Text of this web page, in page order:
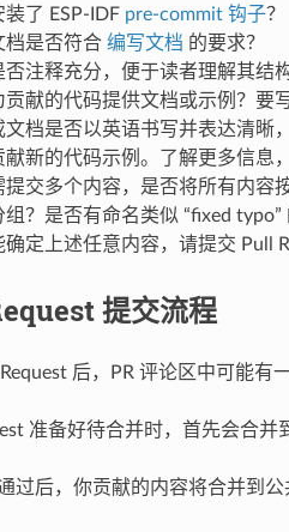
装了 ESP-IDF pre-commit 钩子？
档是否符合 编写文档 的要求？
否注释充分，便于读者理解其结构
贡献的代码提供文档或示例？要
文档是否以英语书写并表达清晰
献新的代码示例。了解更多信息
提交多个内容，是否将所有内容
组？是否有命名类似 “fixed typo”
确定上述任意内容，请提交 Pull
提交流程
后，PR 评论区中可能有
准备好待合并时，首先会合
过后，你贡献的内容将合并到公